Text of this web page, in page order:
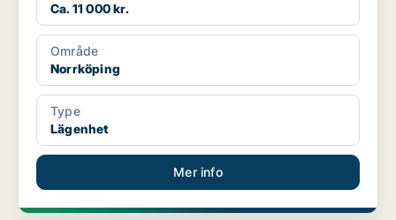
Ca. 11 000 kr.
Område
Norrköping
Type
Lägenhet
Mer info